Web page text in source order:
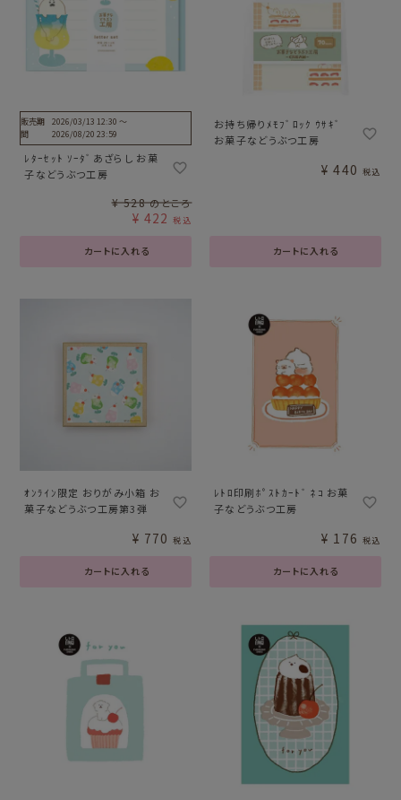
販売期
間
2026/03/13 12:30〜
2026/08/20 23:59
ﾚﾀｰｾｯﾄ ｿｰﾀﾞあざらし お菓
子などうぶつ工房
カートに入れる
¥ 528 のところ
¥ 422 税込
お持ち帰りﾒﾓﾌﾞﾛｯｸ ｳｻｷﾞ
お菓子などうぶつ工房
カートに入れる
¥ 440 税込
ｵﾝﾗｲﾝ限定 おりがみ小箱 お
菓子などうぶつ工房第3弾
カートに入れる
¥ 770 税込
ﾚﾄﾛ印刷ﾎﾟｽﾄｶｰﾄﾞ ﾈｺ お菓
子などうぶつ工房
カートに入れる
¥ 176 税込